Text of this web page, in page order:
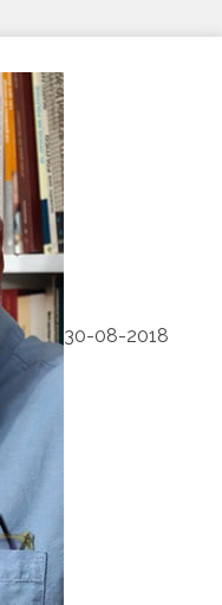
30-08-2018